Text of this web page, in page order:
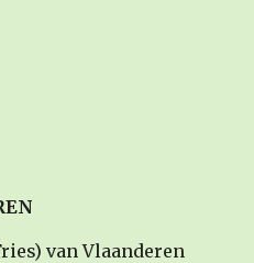
van Vlaanderen